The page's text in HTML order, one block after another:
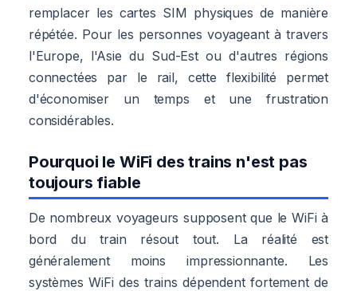
remplacer les cartes SIM physiques de manière
répétée. Pour les personnes voyageant à travers
l'Europe, l'Asie du Sud-Est ou d'autres régions
connectées par le rail, cette flexibilité permet
d'économiser un temps et une frustration
considérables.
Pourquoi le WiFi des trains n'est pas
toujours fiable
De nombreux voyageurs supposent que le WiFi à
bord du train résout tout. La réalité est
généralement moins impressionnante. Les
systèmes WiFi des trains dépendent fortement de